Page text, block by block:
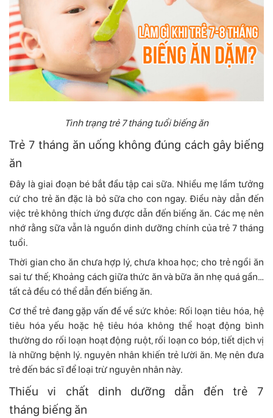
Tình trạng trẻ 7 tháng tuổi biếng ăn
Trẻ 7 tháng ăn uống không đúng cách gây biếng
ăn
Đây là giai đoạn bé bắt đầu tập cai sữa. Nhiều mẹ lầm tưởng
cứ cho trẻ ăn đặc là bỏ sữa cho con ngay. Điều này dẫn đến
việc trẻ không thích ứng được dẫn đến biếng ăn. Các mẹ nên
nhớ rằng sữa vẫn là nguồn dinh dưỡng chính của trẻ 7 tháng
tuổi.
Thời gian cho ăn chưa hợp lý, chưa khoa học; cho trẻ ngồi ăn
sai tư thế; Khoảng cách giữa thức ăn và bữa ăn nhẹ quá gần…
tất cả đều có thể dẫn đến biếng ăn.
Cơ thể trẻ đang gặp vấn đề về sức khỏe: Rối loạn tiêu hóa, hệ
tiêu hóa yếu hoặc hệ tiêu hóa không thể hoạt động bình
thường do rối loạn hoạt động ruột, rối loạn co bóp, tiết dịch vị
là những bệnh lý. nguyên nhân khiến trẻ lười ăn. Mẹ nên đưa
trẻ đến bác sĩ để loại trừ nguyên nhân này.
Thiếu vi chất dinh dưỡng dẫn đến trẻ 7
tháng biếng ăn